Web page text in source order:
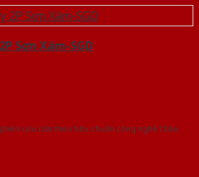
Sơn Xám-SGD
cứu cửa theo tiêu chuẩn công nghệ Châu